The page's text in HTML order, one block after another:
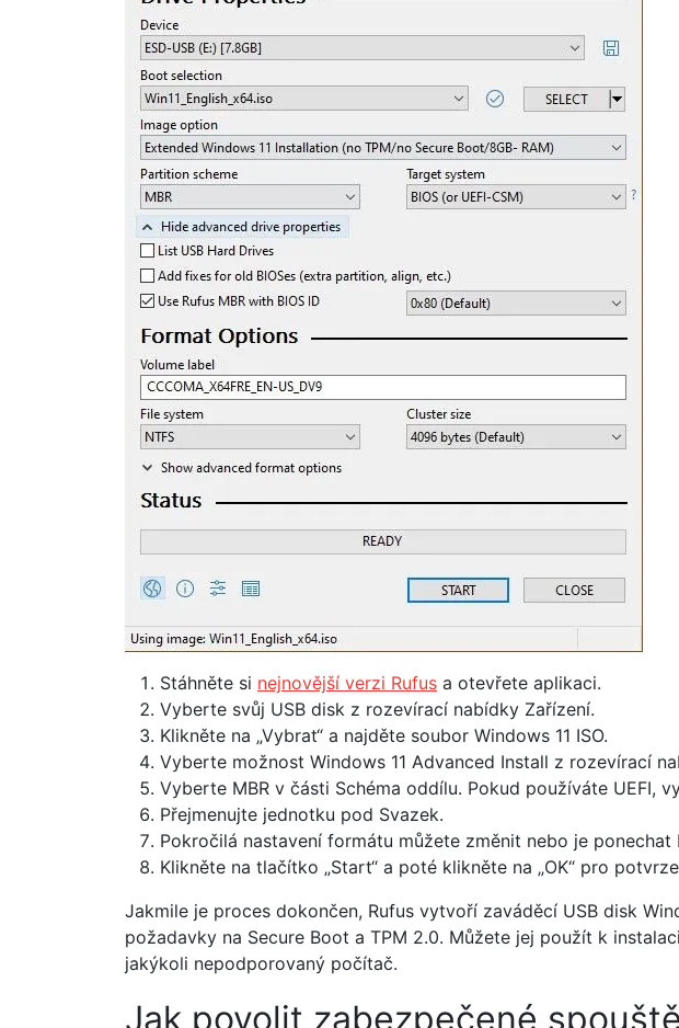
Stáhněte si nejnovější verzi Rufus a otevřete aplikaci.
Vyberte svůj USB disk z rozevírací nabídky Zařízení.
Klikněte na „Vybrat“ a najděte soubor Windows 11 ISO.
Vyberte možnost Windows 11 Advanced Install z rozevírací
Vyberte MBR v části Schéma oddílu. Pokud používáte UEFI,
Přejmenujte jednotku pod Svazek.
Pokročilá nastavení formátu můžete změnit nebo je ponechat
Klikněte na tlačítko „Start“ a poté klikněte na „OK“ pro
Jakmile je proces dokončen, Rufus vytvoří zaváděcí USB disk
požadavky na Secure Boot a TPM 2.0. Můžete jej použít k
jakýkoli nepodporovaný počítač.
Jak povolit zabezpečené